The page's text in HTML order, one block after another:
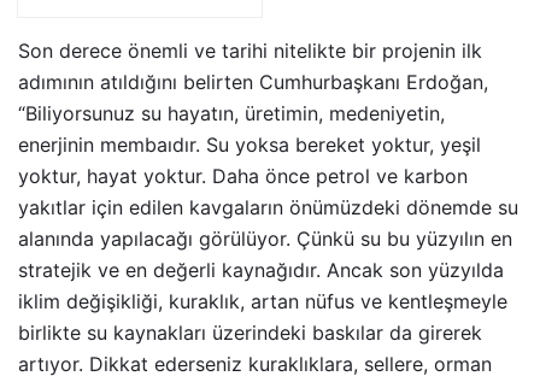
Son derece önemli ve tarihi nitelikte bir projenin ilk
adımının atıldığını belirten Cumhurbaşkanı Erdoğan,
“Biliyorsunuz su hayatın, üretimin, medeniyetin,
enerjinin membaıdır. Su yoksa bereket yoktur, yeşil
yoktur, hayat yoktur. Daha önce petrol ve karbon
yakıtlar için edilen kavgaların önümüzdeki dönemde su
alanında yapılacağı görülüyor. Çünkü su bu yüzyılın en
stratejik ve en değerli kaynağıdır. Ancak son yüzyılda
iklim değişikliği, kuraklık, artan nüfus ve kentleşmeyle
birlikte su kaynakları üzerindeki baskılar da girerek
artıyor. Dikkat ederseniz kuraklıklara, sellere, orman